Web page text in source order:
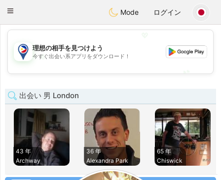
PhilippinesChat
Toggle
Mode ログイン
💖
💕
理想の相手を見つけよう
今すぐ出会い系アプリをダウンロード！
出会い 男 London
43 年
Archway
36 年
Alexandra Park
65 年
Chiswick